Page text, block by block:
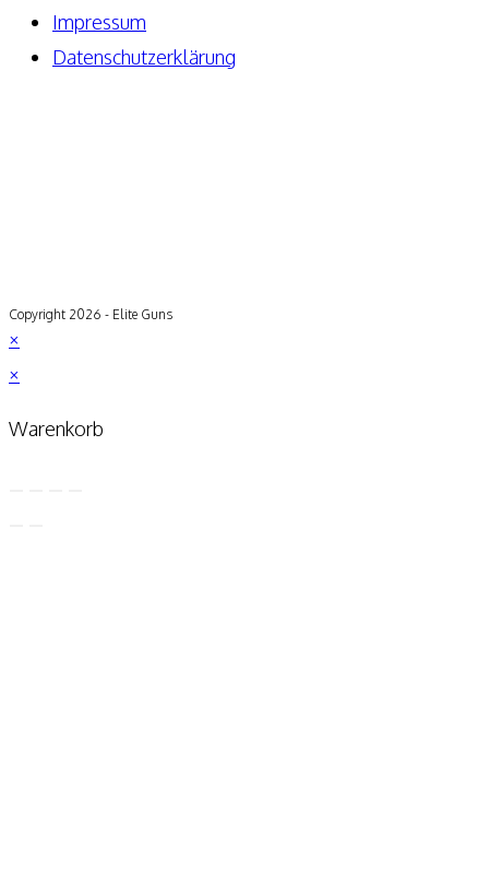
Impressum
Datenschutzerklärung
Copyright 2026 - Elite Guns
×
×
Warenkorb